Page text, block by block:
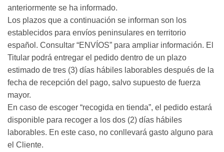
anteriormente se ha informado.
Los plazos que a continuación se informan son los
establecidos para envíos peninsulares en territorio
español. Consultar “ENVÍOS” para ampliar información. El
Titular podrá entregar el pedido dentro de un plazo
estimado de tres (3) días hábiles laborables después de la
fecha de recepción del pago, salvo supuesto de fuerza
mayor.
En caso de escoger “recogida en tienda”, el pedido estará
disponible para recoger a los dos (2) días hábiles
laborables. En este caso, no conllevará gasto alguno para
el Cliente.